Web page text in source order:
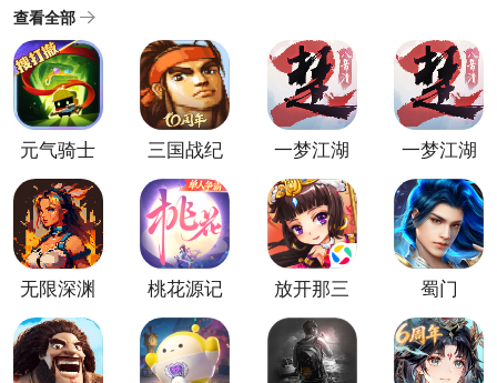
物，这类游戏强调玩家的策略和决策能力，在游戏过程
中还经常有剧情发展和角色成长，例如，《神庙逃亡》
是一款非常受欢迎的冒险类手游，玩家需要操控角色通
过各种障碍和陷阱，寻找宝藏并逃离神庙。大家可根据
自己的需求来相对应的进行选择体验！
查看全部
元气骑士
官方正版
三国战纪
一梦江湖
百度版
一梦江湖
正式版
无限深渊
手游
桃花源记
手游
放开那三
国官方版
蜀门